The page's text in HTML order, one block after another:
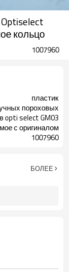
кольцо
1007960
пластик
пороховых
opti select GM03
с оригиналом
1007960
БОЛЕЕ